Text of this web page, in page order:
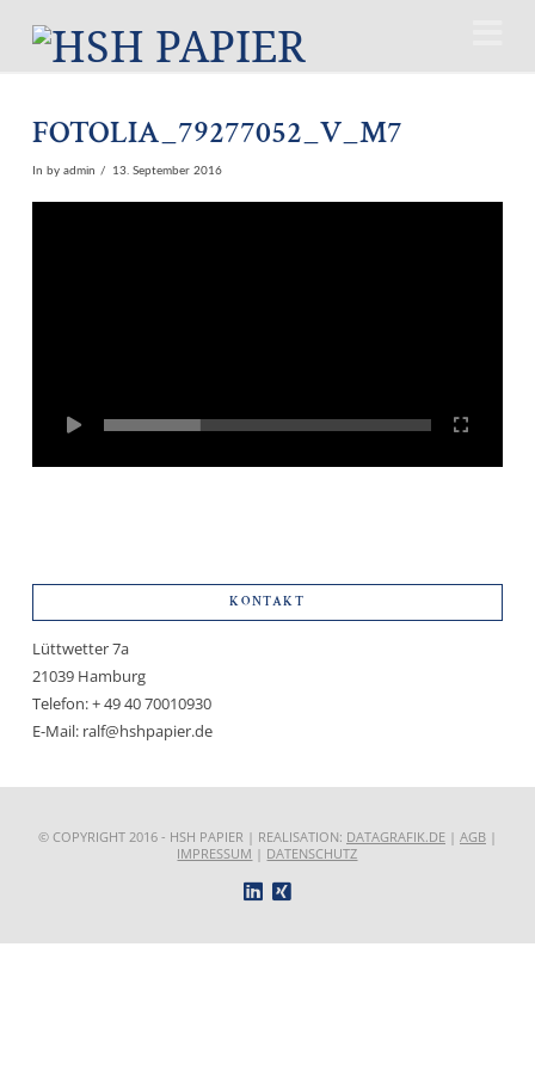
FOTOLIA_79277052_V_M7
In by admin 13. September 2016
KONTAKT
Lüttwetter 7a
21039 Hamburg
Telefon: + 49 40 70010930
E-Mail: ralf@hshpapier.de
© COPYRIGHT 2016 - HSH PAPIER | REALISATION: DATAGRAFIK.DE| AGB|
IMPRESSUM | DATENSCHUTZ